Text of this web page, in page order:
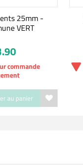
25mm -
VERT
commande
au panier